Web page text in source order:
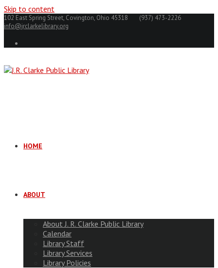
Skip to content
102 East Spring Street, Covington, Ohio 45318
(937) 473-2226
info@jrclarkelibrary.org
HOME
ABOUT
About J. R. Clarke Public Library
Calendar
Library Staff
Library Services
Library Policies